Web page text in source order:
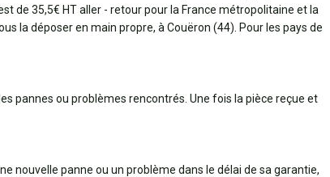
de 35,5€ HT aller - retour pour la France métropolitaine et la
la déposer en main propre, à Couëron (44). Pour les pays de
pannes ou problèmes rencontrés. Une fois la pièce reçue et
nouvelle panne ou un problème dans le délai de sa garantie,